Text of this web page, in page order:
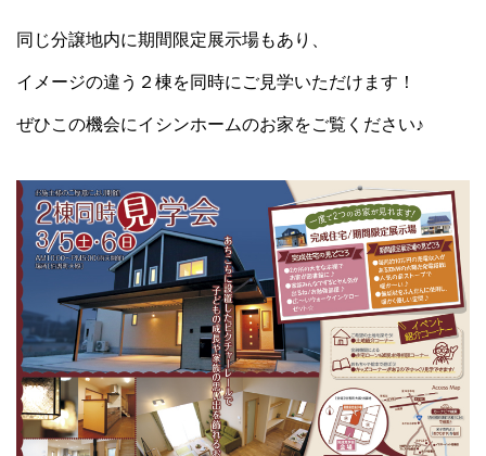
同じ分譲地内に期間限定展示場もあり、
イメージの違う２棟を同時にご見学いただけます！
ぜひこの機会にイシンホームのお家をご覧ください♪